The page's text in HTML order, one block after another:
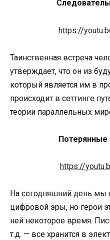
https://
Таинственная встреча
утверждает, что он из
который является им в
происходит в сеттинге
теории параллельных
Потерянные
https://
На сегодняшний день мы
цифровой эры, но герои
ней некоторое время.
т.д. — все хранится в